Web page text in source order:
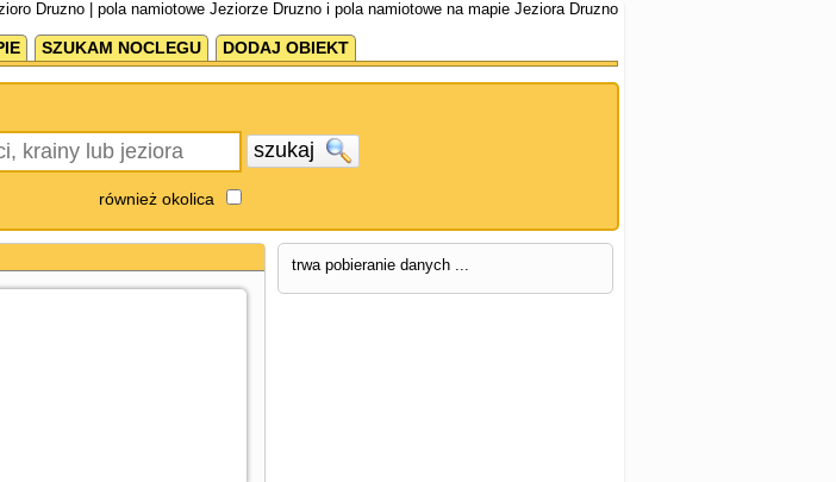
Druzno | pola namiotowe Jeziorze Druzno i pola namiotowe na mapie Jeziora Druzno
SZUKAM NOCLEGU DODAJ OBIEKT
szukaj
również okolica
trwa pobieranie danych ...